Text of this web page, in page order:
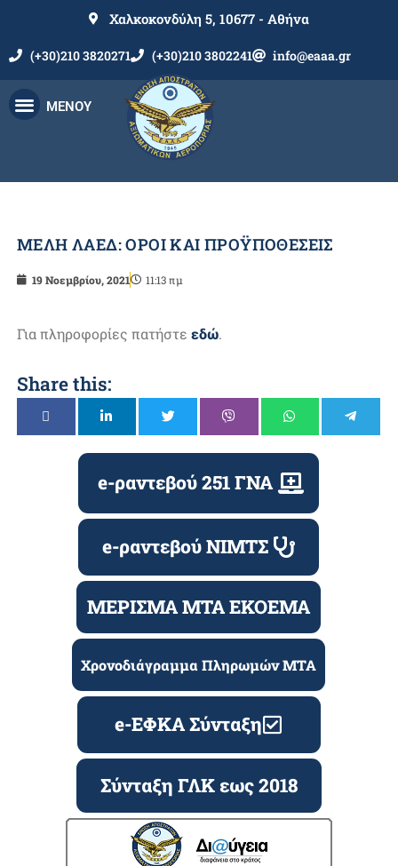
Χαλκοκονδύλη 5, 10677 - Αθήνα
(+30)210 3820271 (+30)210 3802241 info@eaaa.gr
ΜΕΝΟΥ
ΜΕΛΗ ΛΑΕΔ: ΟΡΟΙ ΚΑΙ ΠΡΟΫΠΟΘΕΣΕΙΣ
19 Νοεμβρίου, 2021 11:13 πμ
Για πληροφορίες πατήστε εδώ.
Share this:
e-ραντεβού 251 ΓΝΑ
e-ραντεβού ΝΙΜΤΣ
ΜΕΡΙΣΜΑ ΜΤΑ ΕΚΟΕΜΑ
Χρονοδιάγραμμα Πληρωμών ΜΤΑ
e-ΕΦΚΑ Σύνταξη
Σύνταξη ΓΛΚ εως 2018